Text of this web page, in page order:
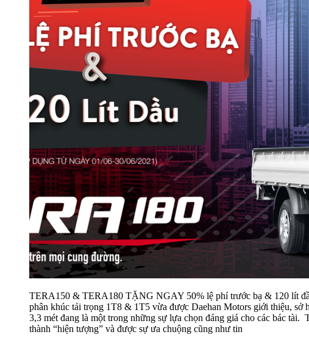
TERA150 & TERA180 TẶNG NGAY 50% lệ phí trước bạ & 120 lít
phân khúc tải trọng 1T8 & 1T5 vừa được Daehan Motors giới thiệu, sở
3,3 mét đang là một trong những sự lựa chọn đáng giá cho các bác
thành “hiện tượng” và được sự ưa chuộng cũng như tin